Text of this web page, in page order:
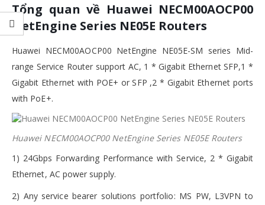
Tổng quan về Huawei NECM00AOCP00
NetEngine Series NE05E Routers
Huawei NECM00AOCP00 NetEngine NE05E-SM series Mid-
range Service Router support AC, 1 * Gigabit Ethernet SFP,1 *
Gigabit Ethernet with POE+ or SFP ,2 * Gigabit Ethernet ports
with PoE+.
Huawei NECM00AOCP00 NetEngine Series NE05E Routers
1) 24Gbps Forwarding Performance with Service, 2 * Gigabit
Ethernet, AC power supply.
2) Any service bearer solutions portfolio: MS PW, L3VPN to